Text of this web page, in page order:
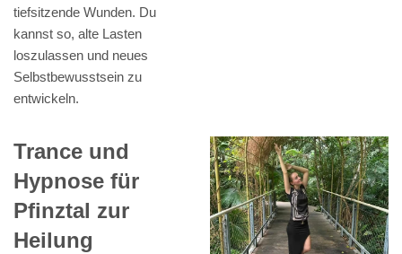
tiefsitzende Wunden. Du
kannst so, alte Lasten
loszulassen und neues
Selbstbewusstsein zu
entwickeln.
Trance und
Hypnose für
Pfinztal zur
Heilung